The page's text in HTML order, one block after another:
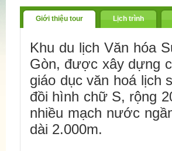
Giới thiệu tour Lịch trình
Khu du lịch Văn hóa
Gòn, được xây dựng
giáo dục văn hoá lịch
đồi hình chữ S, rộng
nhiều mạch nước
dài 2.000m.